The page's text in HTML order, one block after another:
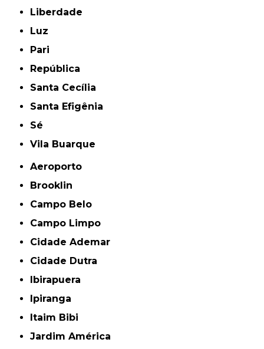
Liberdade
Luz
Pari
República
Santa Cecília
Santa Efigênia
Sé
Vila Buarque
Aeroporto
Brooklin
Campo Belo
Campo Limpo
Cidade Ademar
Cidade Dutra
Ibirapuera
Ipiranga
Itaim Bibi
Jardim América